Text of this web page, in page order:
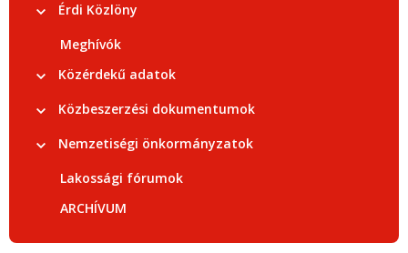
Érdi Közlöny
Meghívók
Közérdekű adatok
Közbeszerzési dokumentumok
Nemzetiségi önkormányzatok
Lakossági fórumok
ARCHÍVUM